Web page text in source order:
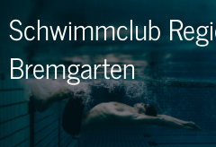
Schwimmclub
Bremgarten